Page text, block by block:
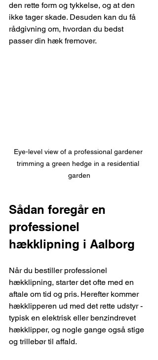
den rette form og tykkelse, og at den
ikke tager skade. Desuden kan du få
rådgivning om, hvordan du bedst
passer din hæk fremover.
Eye-level view of a professional gardener
trimming a green hedge in a residential
garden
Sådan foregår en
professionel
hækklipning i Aalborg
Når du bestiller professionel
hækklipning, starter det ofte med en
aftale om tid og pris. Herefter kommer
hækklipperen ud med det rette udstyr -
typisk en elektrisk eller benzindrevet
hækklipper, og nogle gange også stige
og trillebør til affald.